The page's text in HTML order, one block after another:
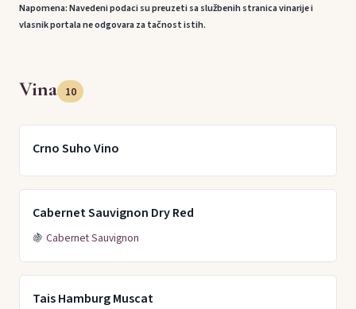
Napomena: Navedeni podaci su preuzeti sa službenih stranica vinarije i
vlasnik portala ne odgovara za tačnost istih.
Vina 10
Crno Suho Vino
Cabernet Sauvignon Dry Red
🍇 Cabernet Sauvignon
Tais Hamburg Muscat